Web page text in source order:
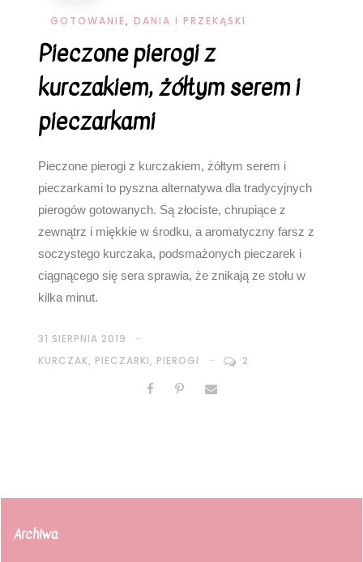
GOTOWANIE, DANIA I PRZEKĄSKI
Pieczone pierogi z
kurczakiem, żółtym serem i
pieczarkami
Pieczone pierogi z kurczakiem, żółtym serem i
pieczarkami to pyszna alternatywa dla tradycyjnych
pierogów gotowanych. Są złociste, chrupiące z
zewnątrz i miękkie w środku, a aromatyczny farsz z
soczystego kurczaka, podsmażonych pieczarek i
ciągnącego się sera sprawia, że znikają ze stołu w
kilka minut.
31 SIERPNIA 2019
KURCZAK, PIECZARKI, PIEROGI 2
Archiwa